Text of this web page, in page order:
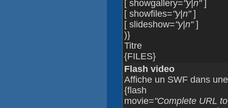
[ showgallery="y|n"]
[ showfiles="y|n"]
[ slideshow="y|n"]
)}
Titre
{FILES}
Flash video
Affiche un SWF dans
{flash
movie="Complete URL